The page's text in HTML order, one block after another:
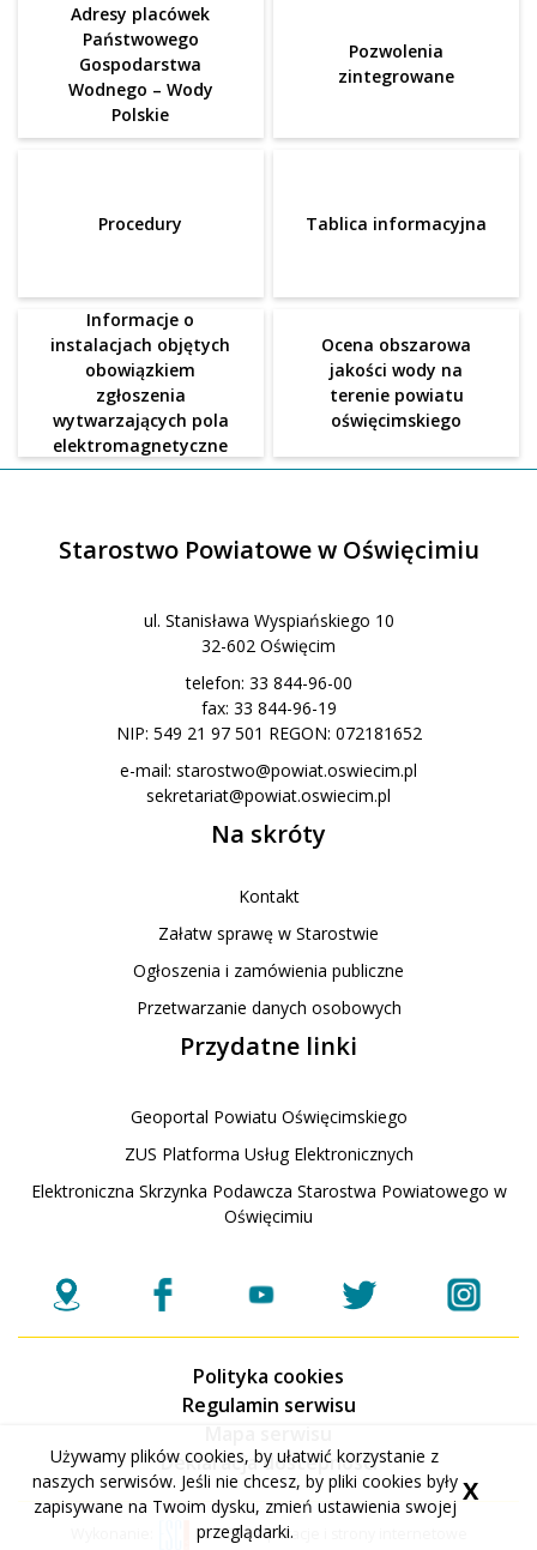
Adresy placówek
Państwowego
Gospodarstwa
Wodnego – Wody
Polskie
Pozwolenia
zintegrowane
Procedury Tablica informacyjna
Informacje o
instalacjach objętych
obowiązkiem
zgłoszenia
wytwarzających pola
elektromagnetyczne
Ocena obszarowa
jakości wody na
terenie powiatu
oświęcimskiego
Starostwo Powiatowe w Oświęcimiu
ul. Stanisława Wyspiańskiego 10
32-602 Oświęcim
telefon: 33 844-96-00
fax: 33 844-96-19
NIP: 549 21 97 501 REGON: 072181652
e-mail: starostwo@powiat.oswiecim.pl
sekretariat@powiat.oswiecim.pl
Na skróty
Kontakt
Załatw sprawę w Starostwie
Ogłoszenia i zamówienia publiczne
Przetwarzanie danych osobowych
Przydatne linki
Geoportal Powiatu Oświęcimskiego
ZUS Platforma Usług Elektronicznych
Elektroniczna Skrzynka Podawcza Starostwa Powiatowego w
Oświęcimiu
Polityka cookies
Regulamin serwisu
Deklaracja dostepnosci
ESC SA-Aplikacje i strony internetowe
Używamy plików cookies, by ułatwić korzystanie z
naszych serwisów. Jeśli nie chcesz, by pliki cookies były
zapisywane na Twoim dysku, zmień ustawienia swojej
przeglądarki.
X